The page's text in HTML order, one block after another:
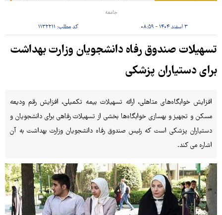
جامعه
۳ اسفند ۱۴۰۴ - ۰۸:۵۹ کد مطلب: ۱۱۳۲۲۱۱
تسهیلات صندوق رفاه دانشجویان وزارت بهداشت
برای دستیاران پزشکی
افزایش خوابگاه‌های متاهلی، ارائه تسهیلات بیمه تکمیلی، افزایش رقم ودیعه
مسکن و تجهیز و بهسازی خوابگاه‌ها بخشی از تسهیلات رفاهی برای دانشجویان و
دستیاران پزشکی است که رئیس صندوق رفاه دانشجویان وزارت بهداشت به آن
اشاره می کند.